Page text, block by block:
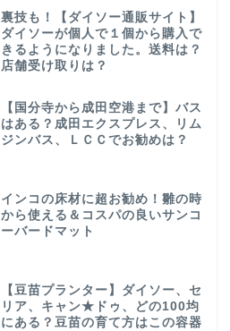
裏技も！【ダイソー通販サイト】
ダイソーが個人で１個から購入で
きるようになりました。送料は？
店舗受け取りは？
【国分寺から成田空港まで】バス
はある？成田エクスプレス、リム
ジンバス、ＬＣＣでお勧めは？
インコの床材に超お勧め！雛の時
から使える＆コスパの良いサンコ
ーバードマット
【豆苗プランター】ダイソー、セ
リア、キャン★ドゥ、どの100均
にある？豆苗の育て方はこの容器